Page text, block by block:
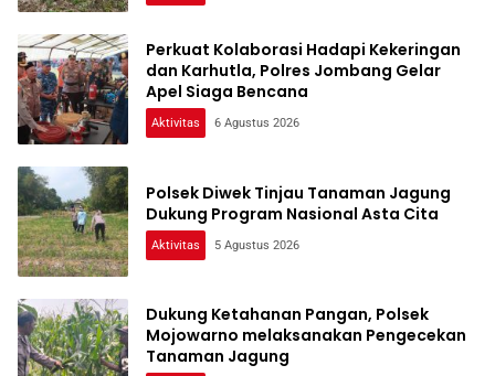
Perkuat Kolaborasi Hadapi Kekeringan
dan Karhutla, Polres Jombang Gelar
Apel Siaga Bencana
Aktivitas 6 Agustus 2026
Polsek Diwek Tinjau Tanaman Jagung
Dukung Program Nasional Asta Cita
Aktivitas 5 Agustus 2026
Dukung Ketahanan Pangan, Polsek
Mojowarno melaksanakan Pengecekan
Tanaman Jagung